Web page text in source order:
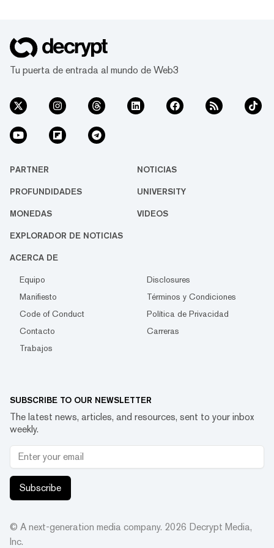
Tu puerta de entrada al mundo de Web3
PARTNER NOTICIAS
PROFUNDIDADES UNIVERSITY
MONEDAS VIDEOS
EXPLORADOR DE NOTICIAS
ACERCA DE
Equipo
Disclosures
Manifiesto
Términos y Condiciones
Code of Conduct
Política de Privacidad
Contacto
Carreras
Trabajos
SUBSCRIBE TO OUR NEWSLETTER
The latest news, articles, and resources, sent to your inbox
weekly.
Subscribe
© A next-generation media company. 2026 Decrypt Media,
Inc.